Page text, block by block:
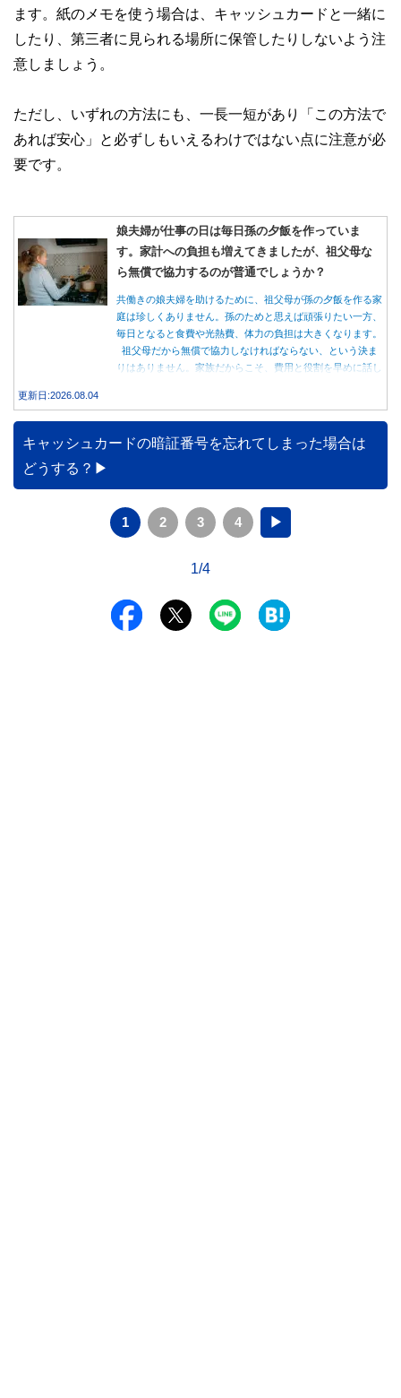
ます。紙のメモを使う場合は、キャッシュカードと一緒に
したり、第三者に見られる場所に保管したりしないよう注
意しましょう。
ただし、いずれの方法にも、一長一短があり「この方法で
あれば安心」と必ずしもいえるわけではない点に注意が必
要です。
娘夫婦が仕事の日は毎日孫の夕飯を作っていま
す。家計への負担も増えてきましたが、祖父母な
ら無償で協力するのが普通でしょうか？
共働きの娘夫婦を助けるために、祖父母が孫の夕飯を作る家
庭は珍しくありません。孫のためと思えば頑張りたい一方、
毎日となると食費や光熱費、体力の負担は大きくなります。
祖父母だから無償で協力しなければならない、という決ま
りはありません。家族だからこそ、費用と役割を早めに話し
更新日:2026.08.04
キャッシュカードの暗証番号を忘れてしまった場合は
どうする？
1 2 3 4 ▶
1/4